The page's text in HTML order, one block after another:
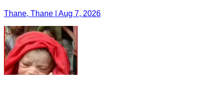
Thane, Thane | Aug 7, 2026